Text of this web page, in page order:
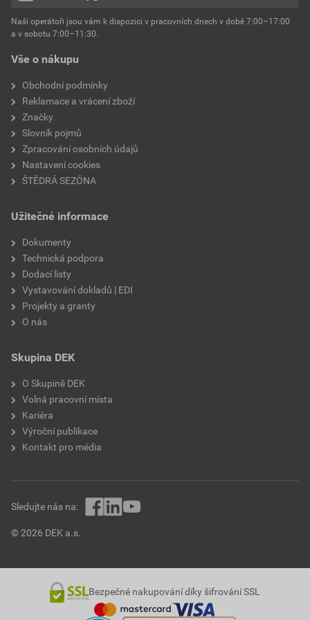
Environmentální prohlášení výrobku
Stáhnout
Velikost
hmotnost 25 kg
typ výrobku
faktor difuzního odporu
Vše o nákupu
Obchodní podmínky
Reklamace a vrácení zboží
Značky
Slovník pojmů
Zpracování osobních údajů
Nastavení cookies
ŠTĚDRÁ SEZÓNA
Užitečné informace
Dokumenty
Technická podpora
Dodací listy
Vystavování dokladů | EDI
Projekty a granty
O nás
Skupina DEK
O Skupině DEK
Volná pracovní místa
Kariéra
Výroční publikace
Kontakt pro média
Naši operátoři jsou vám k dispozici v pracovních dnech v době 7:00–17:00
a v sobotu 7:00–11:30.
© 2026 DEK a.s.
Sledujte nás na:
Bezpečné nakupování díky šifrování SSL